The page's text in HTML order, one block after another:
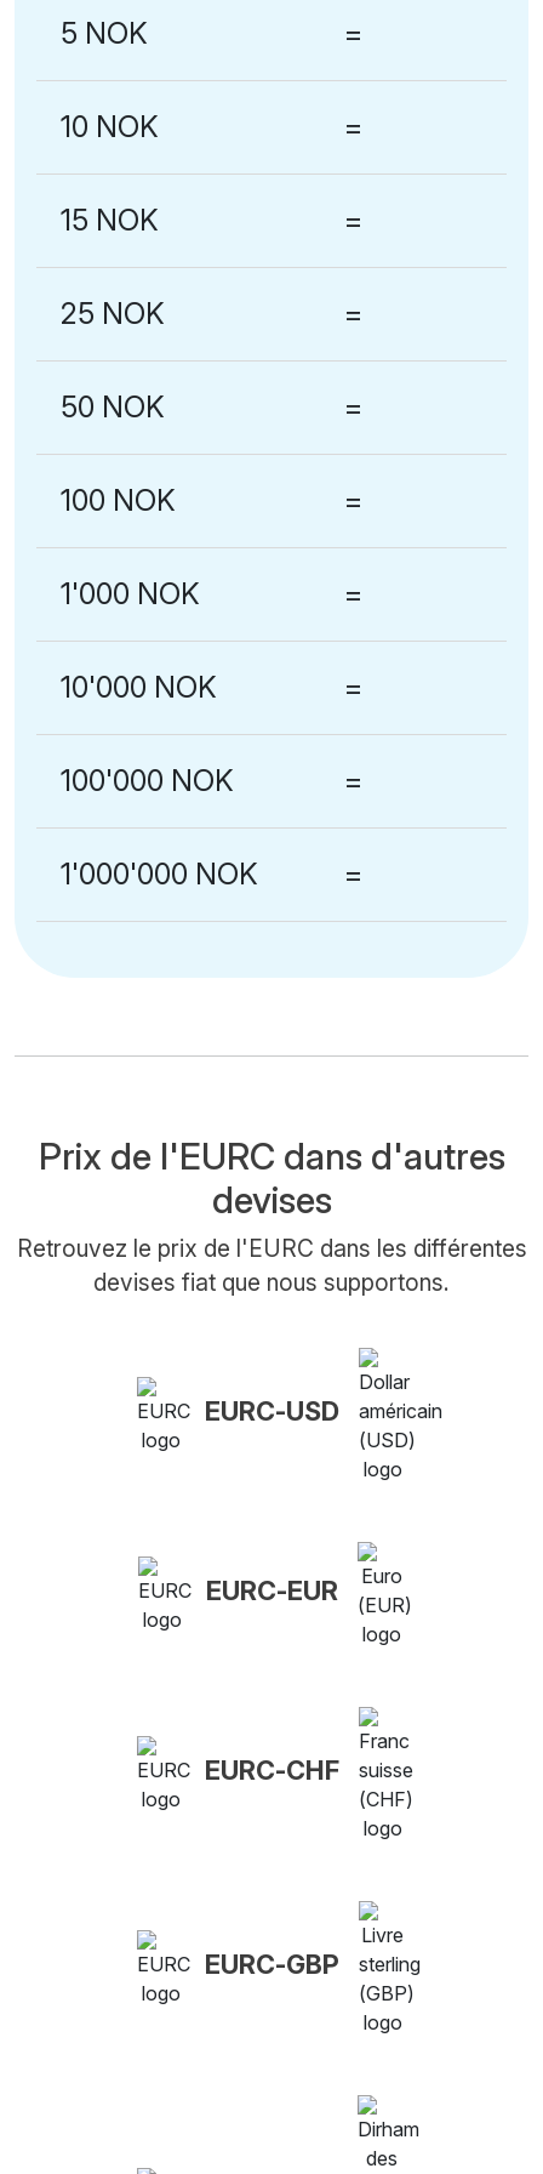
5 NOK =
10 NOK =
15 NOK =
25 NOK =
50 NOK =
100 NOK =
1'000 NOK =
10'000 NOK =
100'000 NOK =
1'000'000 NOK =
Prix de l'EURC dans d'autres
devises
Retrouvez le prix de l'EURC dans les différentes
devises fiat que nous supportons.
EURC-USD
EURC-EUR
EURC-CHF
EURC-GBP